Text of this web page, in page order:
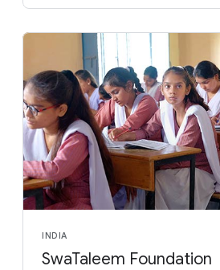
INDIA
SwaTaleem Foundation